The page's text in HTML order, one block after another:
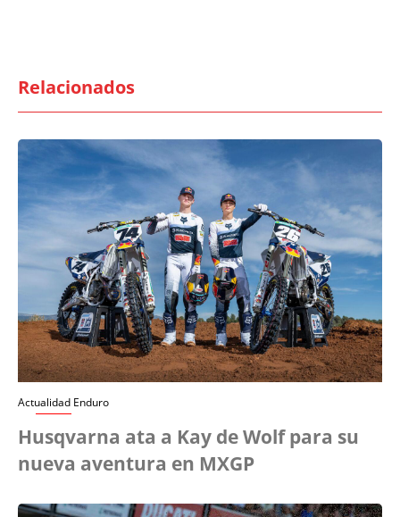
Relacionados
Actualidad Enduro
Husqvarna ata a Kay de Wolf para su
nueva aventura en MXGP